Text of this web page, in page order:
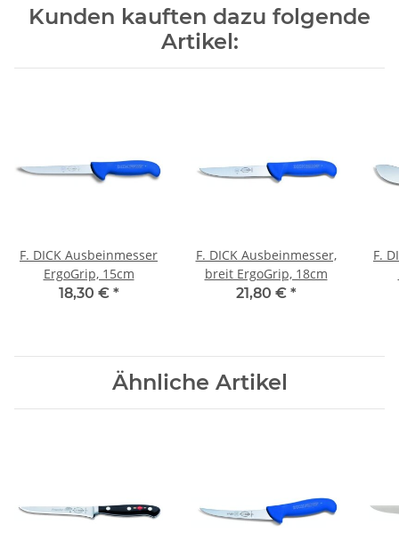
Kunden kauften dazu folgende
Artikel:
F. DICK Ausbeinmesser
ErgoGrip, 15cm
18,30 € *
F. DICK Ausbeinmesser,
breit ErgoGrip, 18cm
21,80 € *
F.
Ähnliche Artikel